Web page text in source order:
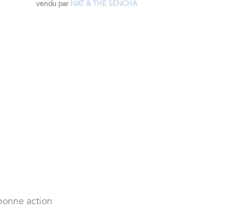
vendu par NAT & THE SENCHA
action